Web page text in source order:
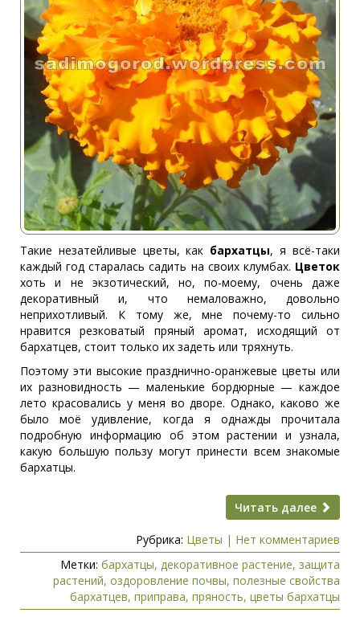
Такие незатейливые цветы, как бархатцы, я всё-таки
каждый год старалась садить на своих клумбах. Цветок
хоть и не экзотический, но, по-моему, очень даже
декоративный и, что немаловажно, довольно
неприхотливый. К тому же, мне почему-то сильно
нравится резковатый пряный аромат, исходящий от
бархатцев, стоит только их задеть или тряхнуть.
Поэтому эти высокие празднично-оранжевые цветы или
их разновидность — маленькие бордюрные — каждое
лето красовались у меня во дворе. Однако, каково же
было моё удивление, когда я однажды прочитала
подробную информацию об этом растении и узнала,
какую большую пользу могут принести всем знакомые
бархатцы.
Читать далее
Рубрика: Цветы | Нет комментариев
Метки: бархатцы, декоративное растение, защита
растений, оздоровление почвы, полезные свойства
бархатцев, приправа, пряность, цветы бархатцы